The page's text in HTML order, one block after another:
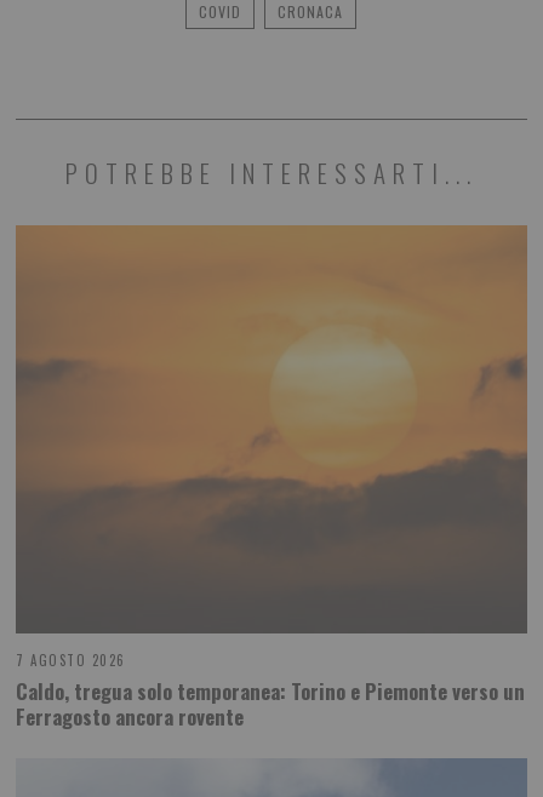
COVID CRONACA
POTREBBE INTERESSARTI...
7 AGOSTO 2026
Caldo, tregua solo temporanea: Torino e Piemonte verso un
Ferragosto ancora rovente